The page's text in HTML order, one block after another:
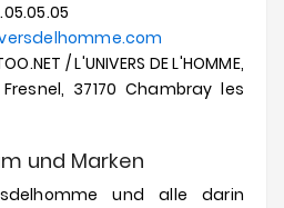
/ L'UNIVERS DE L'HOMME,
37170 Chambray les
und Marken
und alle darin